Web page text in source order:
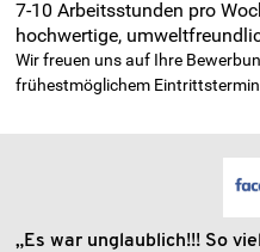
7-10 Arbeitsstunden pro
hochwertige,
Wir freuen uns auf Ihre
frühestmöglichem Eintrittstermin
„Es war unglaublich!!! So